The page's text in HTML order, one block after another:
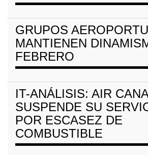
GRUPOS
MANTIENEN
FEBRERO
IT-ANÁLISIS: AIR
SUSPENDE SU
POR ESCASEZ DE
COMBUSTIBLE